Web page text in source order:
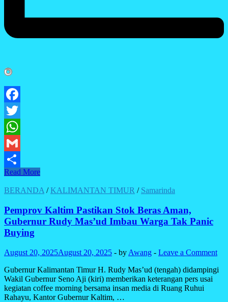
Facebook
Twitter
WhatsApp
Gmail
Share
Rudy
Terpilih
Pimpin
APPSI
2025–
2029,
Sinergi
dan
Daerah
Read More
BERANDA /KALIMANTAN TIMUR / Samarinda
Pemprov Kaltim Pastikan Stok Beras Aman,
Gubernur Rudy Mas’ud Imbau Warga Tak Panic
Buying
August 20, 2025August 20, 2025 - by Awang - Leave a Comment
Gubernur Kalimantan Timur H. Rudy Mas’ud (tengah) didampingi
Wakil Gubernur Seno Aji (kiri) memberikan keterangan pers usai
kegiatan coffee morning bersama insan media di Ruang Ruhui
Rahayu, Kantor Gubernur Kaltim, …